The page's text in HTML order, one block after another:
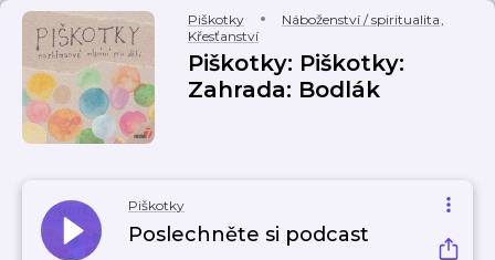
Piškotky Náboženství / spiritualita,
Křesťanství
Piškotky: Piškotky:
Zahrada: Bodlák
Piškotky
Poslechněte si podcast